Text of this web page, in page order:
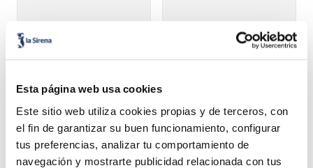
Esta página web usa cookies
Este sitio web utiliza cookies propias y de terceros, con
el fin de garantizar su buen funcionamiento, configurar
tus preferencias, analizar tu comportamiento de
navegación y mostrarte publicidad relacionada con tus
Tartar atún estilo
5,99 € Unidad 100g
Añadir
Carpaccio de pulpo
4,79 € Pack 50 g
Añadir